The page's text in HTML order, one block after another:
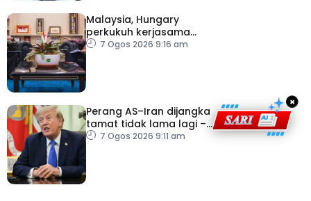
Malaysia, Hungary
perkukuh kerjasama
sektor pertanian
7 Ogos 2026 9:16 am
Perang AS–Iran dijangka
tamat tidak lama lagi –
Trump
7 Ogos 2026 9:11 am
×